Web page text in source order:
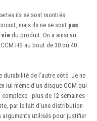
ils se sont montrés
mais ils ne se sont pas
vie du produit. On a ainsi vu
HS au bout de 30 ou 40
durabilité de l’autre côté. Je ne
lui-même d’un disque CCM qui
- plus de 12 semaines
par le fait d’une distribution
arguments utilisés pour justifier